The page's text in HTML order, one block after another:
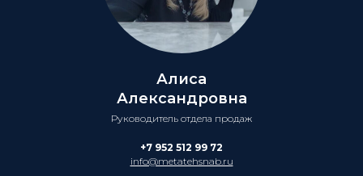
Алиса
Александровна
Руководитель отдела продаж
+7 952 512 99 72
info@metatehsnab.ru